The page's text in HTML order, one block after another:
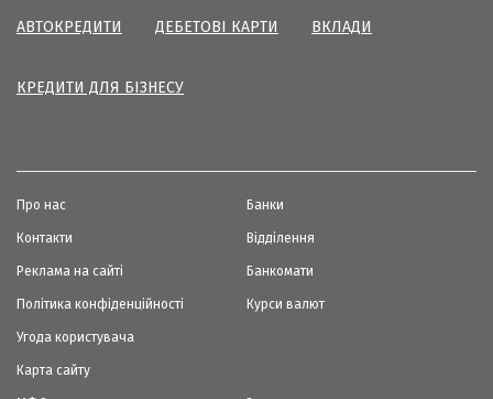
АВТОКРЕДИТИ ДЕБЕТОВІ КАРТИ ВКЛАДИ
КРЕДИТИ ДЛЯ БІЗНЕСУ
Про нас
Контакти
Реклама на сайті
Політика конфіденційності
Угода користувача
Карта сайту
Банки
Відділення
Банкомати
Курси валют